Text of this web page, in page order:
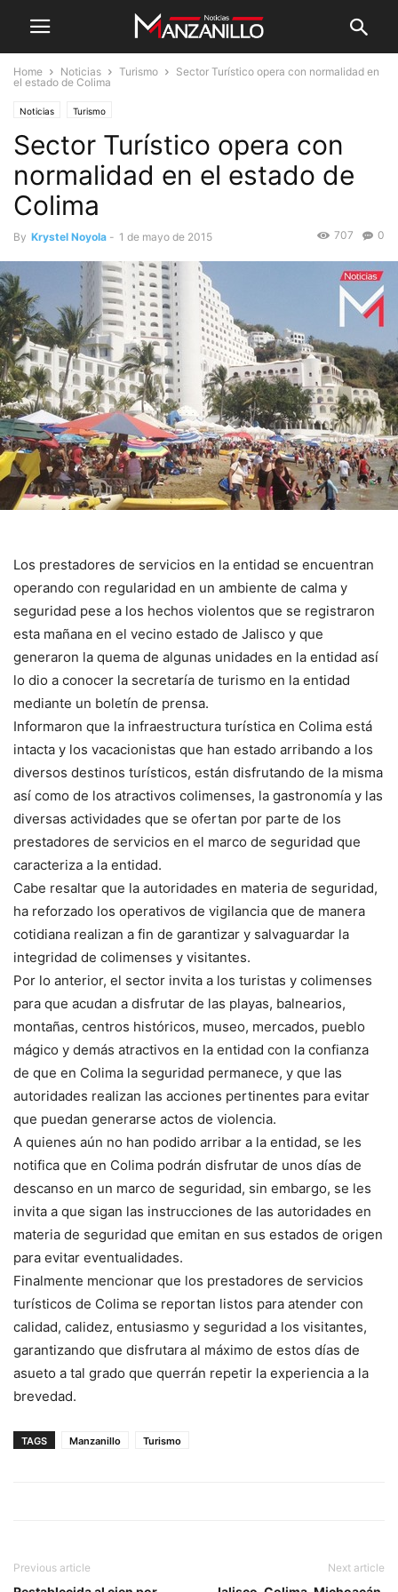
Home Noticias Turismo
Sector Turístico opera con normalidad en
el estado de Colima
Noticias Turismo
Sector Turístico opera con
normalidad en el estado de
Colima
By Krystel Noyola - 1 de mayo de 2015 0
707
Los prestadores de servicios en la entidad se encuentran
operando con regularidad en un ambiente de calma y
seguridad pese a los hechos violentos que se registraron
esta mañana en el vecino estado de Jalisco y que
generaron la quema de algunas unidades en la entidad así
lo dio a conocer la secretaría de turismo en la entidad
mediante un boletín de prensa.
Informaron que la infraestructura turística en Colima está
intacta y los vacacionistas que han estado arribando a los
diversos destinos turísticos, están disfrutando de la misma
así como de los atractivos colimenses, la gastronomía y las
diversas actividades que se ofertan por parte de los
prestadores de servicios en el marco de seguridad que
caracteriza a la entidad.
Cabe resaltar que la autoridades en materia de seguridad,
ha reforzado los operativos de vigilancia que de manera
cotidiana realizan a fin de garantizar y salvaguardar la
integridad de colimenses y visitantes.
Por lo anterior, el sector invita a los turistas y colimenses
para que acudan a disfrutar de las playas, balnearios,
montañas, centros históricos, museo, mercados, pueblo
mágico y demás atractivos en la entidad con la confianza
de que en Colima la seguridad permanece, y que las
autoridades realizan las acciones pertinentes para evitar
que puedan generarse actos de violencia.
A quienes aún no han podido arribar a la entidad, se les
notifica que en Colima podrán disfrutar de unos días de
descanso en un marco de seguridad, sin embargo, se les
invita a que sigan las instrucciones de las autoridades en
materia de seguridad que emitan en sus estados de origen
para evitar eventualidades.
Finalmente mencionar que los prestadores de servicios
turísticos de Colima se reportan listos para atender con
calidad, calidez, entusiasmo y seguridad a los visitantes,
garantizando que disfrutara al máximo de estos días de
asueto a tal grado que querrán repetir la experiencia a la
brevedad.
TAGS Manzanillo Turismo
Previous article Next article